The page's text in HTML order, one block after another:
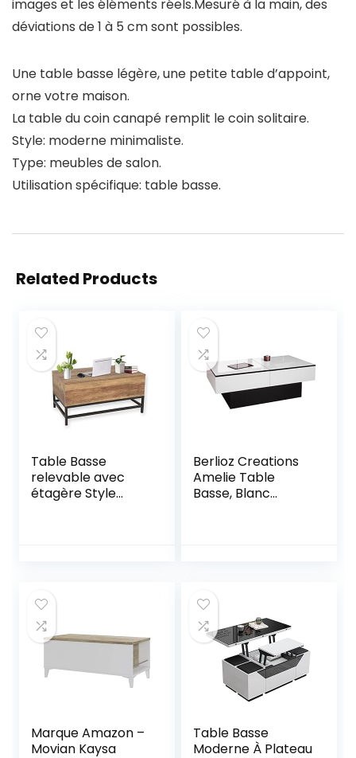
images et les éléments réels.Mesuré à la main, des
déviations de 1 à 5 cm sont possibles.
Une table basse légère, une petite table d’appoint,
orne votre maison.
La table du coin canapé remplit le coin solitaire.
Style: moderne minimaliste.
Type: meubles de salon.
Utilisation spécifique: table basse.
Related Products
Table Basse
relevable avec
étagère Style
Berlioz Creations
Amelie Table
Basse, Blanc
Marque Amazon –
Movian Kaysa
Table Basse
Moderne À Plateau